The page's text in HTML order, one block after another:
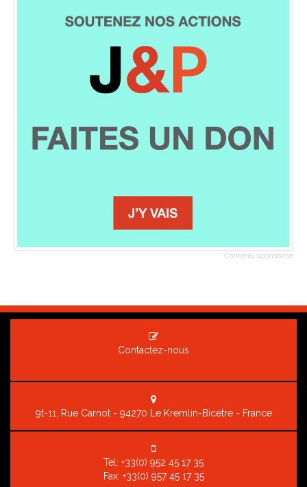
Contenu sponsorisé
Contactez-nous
9t-11, Rue Carnot - 94270 Le Kremlin-Bicetre - France
Tel: +33(0) 952 45 17 35
Fax: +33(0) 957 45 17 35